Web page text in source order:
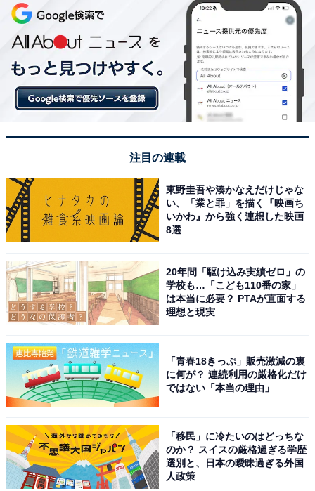
注目の連載
東野圭吾や湊かなえだけじゃな
い、「業と罪」を描く『映画ち
いかわ』から強く連想した映画
8選
20年間「駆け込み実績ゼロ」の
学校も…「こども110番の家」
は本当に必要？ PTAが直面する
理想と現実
「青春18きっぷ」販売激減の裏
に何が？ 連続利用の厳格化だけ
ではない「本当の理由」
「移民」に冷たいのはどっちな
のか？ スイスの厳格過ぎる学歴
選別と、日本の曖昧過ぎる外国
人政策